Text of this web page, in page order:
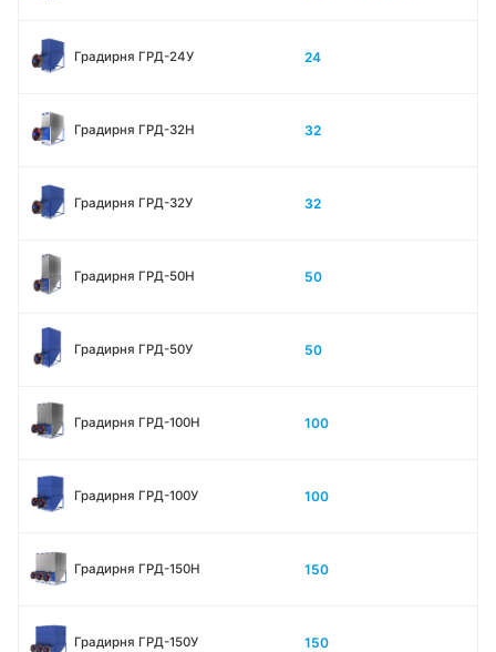
Градирня ГРД-24У 24
Градирня ГРД-32Н 32
Градирня ГРД-32У 32
Градирня ГРД-50Н 50
Градирня ГРД-50У 50
Градирня ГРД-100Н 100
Градирня ГРД-100У 100
Градирня ГРД-150Н 150
Градирня ГРД-150У 150